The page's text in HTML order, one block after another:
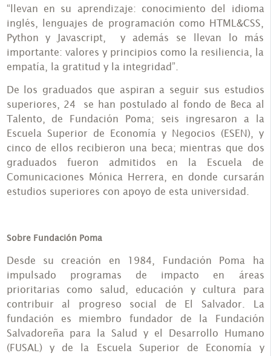
“llevan en su aprendizaje: conocimiento del idioma
inglés, lenguajes de programación como HTML&CSS,
Python y Javascript, y además se llevan lo más
importante: valores y principios como la resiliencia, la
empatía, la gratitud y la integridad”.
De los graduados que aspiran a seguir sus estudios
superiores, 24 se han postulado al fondo de Beca al
Talento, de Fundación Poma; seis ingresaron a la
Escuela Superior de Economía y Negocios (ESEN), y
cinco de ellos recibieron una beca; mientras que dos
graduados fueron admitidos en la Escuela de
Comunicaciones Mónica Herrera, en donde cursarán
estudios superiores con apoyo de esta universidad.
Sobre Fundación Poma
Desde su creación en 1984, Fundación Poma ha
impulsado programas de impacto en áreas
prioritarias como salud, educación y cultura para
contribuir al progreso social de El Salvador. La
fundación es miembro fundador de la Fundación
Salvadoreña para la Salud y el Desarrollo Humano
(FUSAL) y de la Escuela Superior de Economía y